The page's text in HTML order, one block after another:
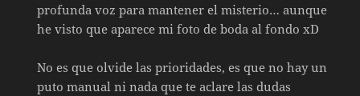
profunda voz para mantener el misterio… aunque
he visto que aparece mi foto de boda al fondo xD
No es que olvide las prioridades, es que no hay un
puto manual ni nada que te aclare las dudas